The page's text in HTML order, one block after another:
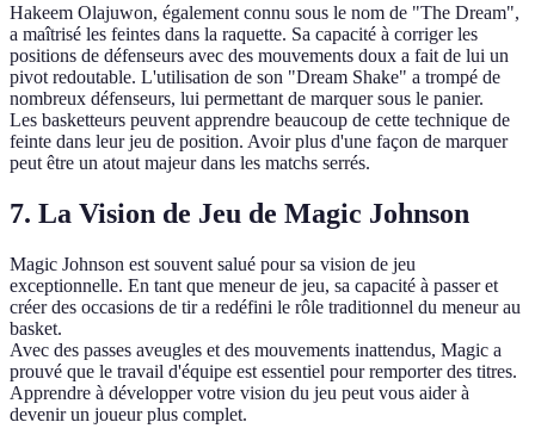
Hakeem Olajuwon, également connu sous le nom de "The Dream",
a maîtrisé les feintes dans la raquette. Sa capacité à corriger les
positions de défenseurs avec des mouvements doux a fait de lui un
pivot redoutable. L'utilisation de son "Dream Shake" a trompé de
nombreux défenseurs, lui permettant de marquer sous le panier.
Les basketteurs peuvent apprendre beaucoup de cette technique de
feinte dans leur jeu de position. Avoir plus d'une façon de marquer
peut être un atout majeur dans les matchs serrés.
7. La Vision de Jeu de Magic Johnson
Magic Johnson est souvent salué pour sa vision de jeu
exceptionnelle. En tant que meneur de jeu, sa capacité à passer et
créer des occasions de tir a redéfini le rôle traditionnel du meneur au
basket.
Avec des passes aveugles et des mouvements inattendus, Magic a
prouvé que le travail d'équipe est essentiel pour remporter des titres.
Apprendre à développer votre vision du jeu peut vous aider à
devenir un joueur plus complet.